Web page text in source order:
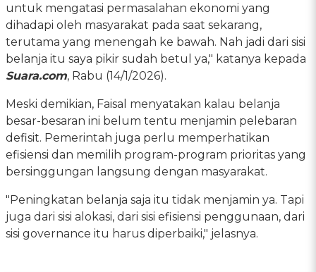
untuk mengatasi permasalahan ekonomi yang
dihadapi oleh masyarakat pada saat sekarang,
terutama yang menengah ke bawah. Nah jadi dari sisi
belanja itu saya pikir sudah betul ya," katanya kepada
Suara.com, Rabu (14/1/2026).
Meski demikian, Faisal menyatakan kalau belanja
besar-besaran ini belum tentu menjamin pelebaran
defisit. Pemerintah juga perlu memperhatikan
efisiensi dan memilih program-program prioritas yang
bersinggungan langsung dengan masyarakat.
"Peningkatan belanja saja itu tidak menjamin ya. Tapi
juga dari sisi alokasi, dari sisi efisiensi penggunaan, dari
sisi governance itu harus diperbaiki," jelasnya.